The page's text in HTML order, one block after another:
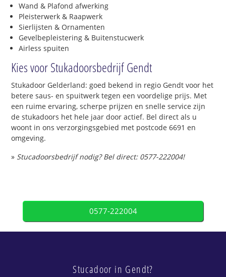
Wand & Plafond afwerking
Pleisterwerk & Raapwerk
Sierlijsten & Ornamenten
Gevelbepleistering & Buitenstucwerk
Airless spuiten
Kies voor Stukadoorsbedrijf Gendt
Stukadoor Gelderland: goed bekend in regio Gendt voor het
betere saus- en spuitwerk tegen een voordelige prijs. Met
een ruime ervaring, scherpe prijzen en snelle service zijn
de stukadoors het hele jaar door actief. Bel direct als u
woont in ons verzorgingsgebied met postcode 6691 en
omgeving.
» Stucadoorsbedrijf nodig? Bel direct: 0577-222004!
0577-222004
Stucadoor in Gendt?